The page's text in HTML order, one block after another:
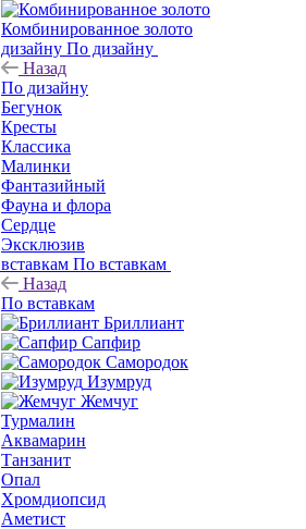
Комбинированное золото
По дизайну
Назад
По дизайну
Бегунок
Кресты
Классика
Малинки
Фантазийный
Фауна и флора
Сердце
Эксклюзив
По вставкам
Назад
По вставкам
Бриллиант
Сапфир
Самородок
Изумруд
Жемчуг
Турмалин
Аквамарин
Танзанит
Опал
Хромдиопсид
Аметист